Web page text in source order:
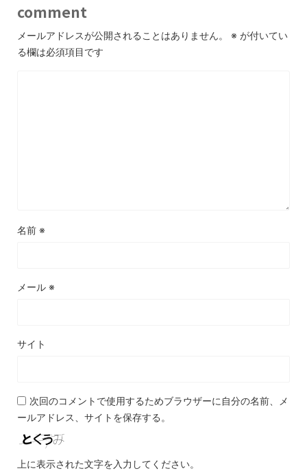
comment
メールアドレスが公開されることはありません。 ※ が付いてい
る欄は必須項目です
名前 ※
メール ※
サイト
次回のコメントで使用するためブラウザーに自分の名前、メ
ールアドレス、サイトを保存する。
上に表示された文字を入力してください。